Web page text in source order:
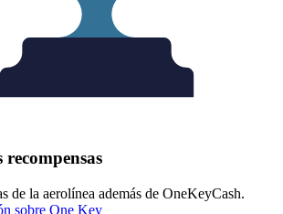
de la aerolínea además de OneKeyCash.
sobre One Key